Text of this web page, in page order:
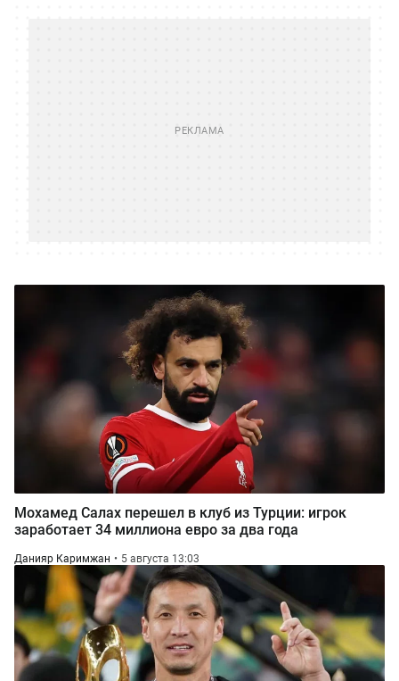
Мохамед Салах перешел в клуб из Турции: игрок
заработает 34 миллиона евро за два года
Данияр Каримжан 5 августа 13:03